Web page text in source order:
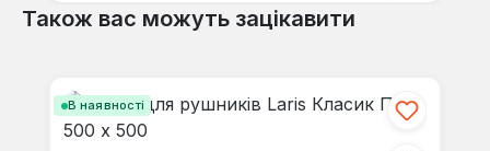
Також вас можуть зацікавити
В наявності